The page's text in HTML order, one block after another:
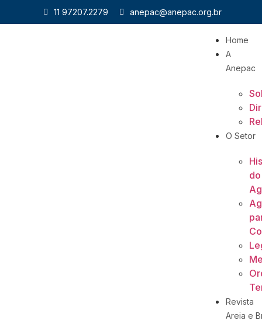
11 97207.2279 anepac@anepac.org.br
Home
A
Anepac
O Setor
do
Revista
Areia e